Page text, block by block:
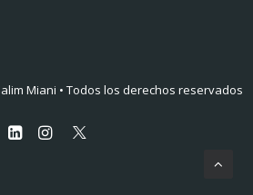
Miani • Todos los derechos reservados